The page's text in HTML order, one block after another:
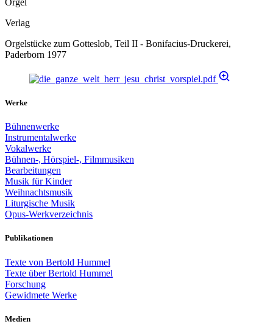
Verlag
Orgelstücke zum Gotteslob, Teil II - Bonifacius-Druckerei,
Paderborn 1977
Werke
Bühnenwerke
Instrumentalwerke
Vokalwerke
Bühnen-, Hörspiel-, Filmmusiken
Bearbeitungen
Musik für Kinder
Weihnachtsmusik
Liturgische Musik
Opus-Werkverzeichnis
Publikationen
Texte von Bertold Hummel
Texte über Bertold Hummel
Forschung
Gewidmete Werke
Medien